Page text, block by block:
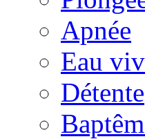
Apnée
Eau
Détente